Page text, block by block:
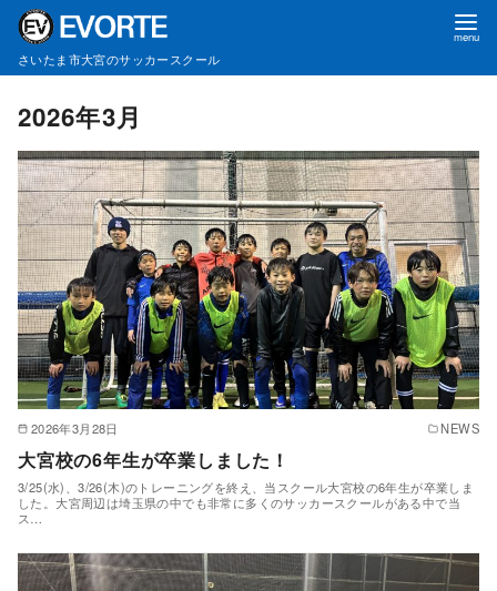
さいたま市大宮のサッカースクール
2026年3月
2026年3月28日 NEWS
大宮校の6年生が卒業しました！
3/25(水)、3/26(木)のトレーニングを終え、当スクール大宮校の6年生が卒業しま
した。大宮周辺は埼玉県の中でも非常に多くのサッカースクールがある中で当
ス…